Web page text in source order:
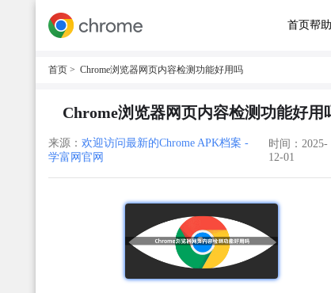
首页帮
首页 > Chrome浏览器网页内容检测功能好用吗
Chrome浏览器网页内容检测功能好用
来源： 欢迎访问最新的Chrome APK档案 -
学富网官网
时间：2025-
12-01